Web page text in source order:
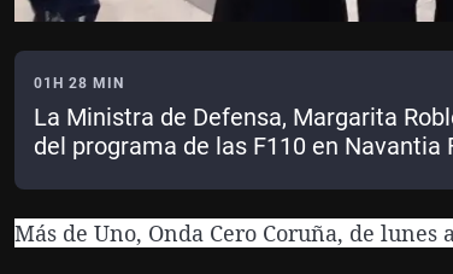
01H 28 MIN
La Ministra de Defensa, Margarita
del programa de las F110 en Navantia
Más de Uno, Onda Cero Coruña, de lunes